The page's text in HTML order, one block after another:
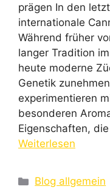
prägen In den
internationale
Während früher
langer Tradition
heute moderne
Genetik
experimentieren
besonderen
Eigenschaften,
Weiterlesen
Kategorien
Blog allgemein